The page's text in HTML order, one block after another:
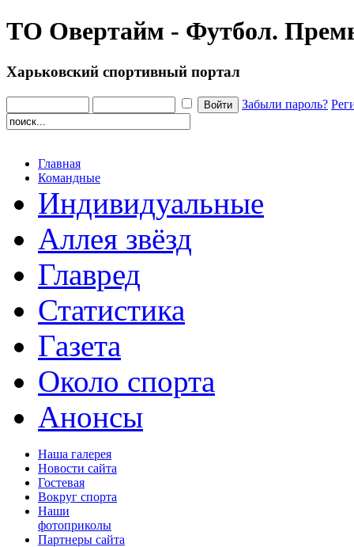
ТО Овертайм - Футбол.
Харьковский спортивный портал
Забыли пароль?
Главная
Командные
Индивидуальные
Аллея звёзд
Главред
Статистика
Газета
Около спорта
Анонсы
Наша галерея
Новости сайта
Гостевая
Вокруг спорта
Наши
фотоприколы
Партнеры сайта